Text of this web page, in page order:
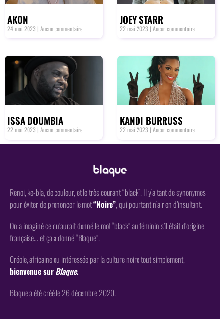
AKON
24 mai 2023 Aucun commentaire
JOEY STARR
22 mai 2023 Aucun commentaire
ISSA DOUMBIA
22 mai 2023 Aucun commentaire
KANDI BURRUSS
22 mai 2023 Aucun commentaire
Renoi, ke-bla, de couleur, et le très courant “black”. Il y’a tant de synonymes
pour éviter de prononcer le mot“Noire”, qui pourtant n’a rien d’insultant.
On a imaginé ce qu’aurait donné le mot “black” au féminin s’il était d’origine
française… et ça a donné “Blaque”.
Créole, africaine ou intéressée par la culture noire tout simplement,
bienvenue sur Blaque.
Blaque a été créé le 26 décembre 2020.